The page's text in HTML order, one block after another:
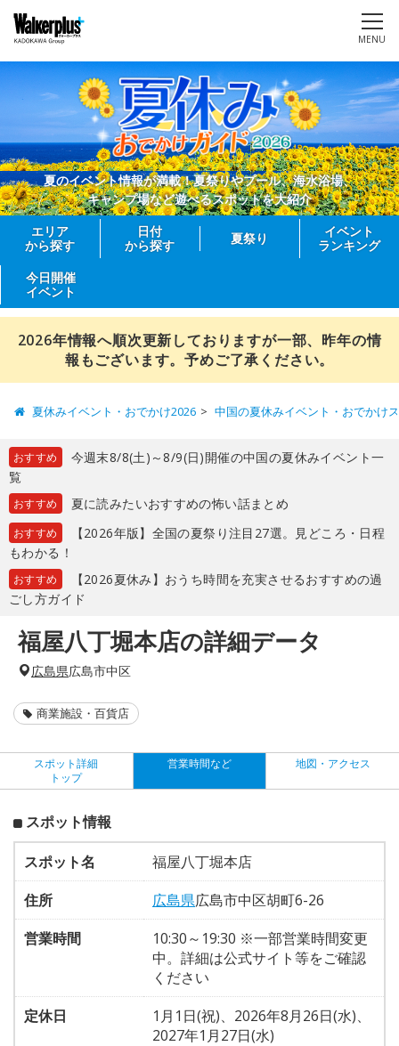
MENU
夏のイベント情報が満載！夏祭りやプール、海水浴場、
キャンプ場など遊べるスポットを大紹介
エリア
から探す
日付
から探す
夏祭り
イベント
ランキング
今日開催
イベント
2026年情報へ順次更新しておりますが一部、昨年の情
報もございます。予めご了承ください。
夏休みイベント・おでかけ2026 中国の夏休みイベント・おでかけ
おすすめ
今週末8/8(土)～8/9(日)開催の中国の夏休みイベント一
覧
おすすめ 夏に読みたいおすすめの怖い話まとめ
おすすめ
【2026年版】全国の夏祭り注目27選。見どころ・日程
もわかる！
おすすめ
【2026夏休み】おうち時間を充実させるおすすめの過
ごし方ガイド
福屋八丁堀本店の詳細データ
広島県広島市中区
商業施設・百貨店
スポット詳細
トップ
営業時間など 地図・アクセス
スポット情報
スポット名
福屋八丁堀本店
住所
広島県広島市中区胡町6-26
営業時間
10:30～19:30 ※一部営業時間変更
中。詳細は公式サイト等をご確認
ください
定休日
1月1日(祝)、2026年8月26日(水)、
2027年1月27日(水)